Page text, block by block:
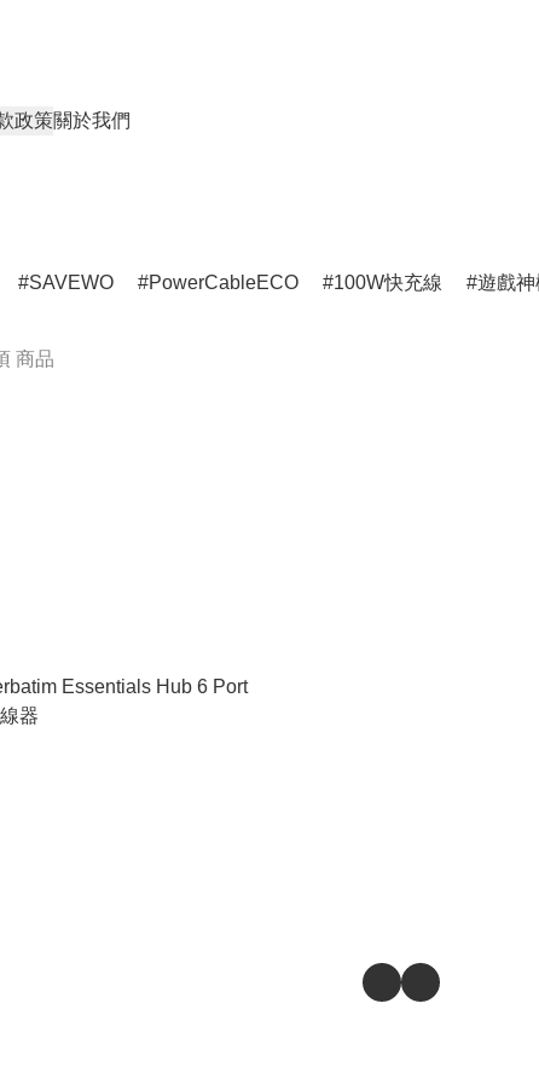
政策關於我們
SAVEWO PowerCableECO 100W快充線 遊戲神
商品
Essentials Hub 6 Port
器